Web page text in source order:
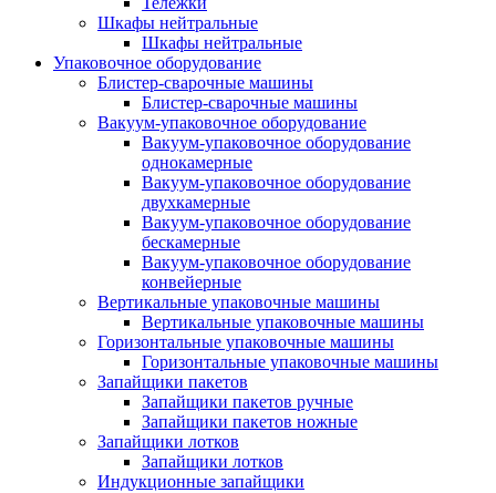
Шкафы нейтральные
Шкафы нейтральные
Упаковочное оборудование
Блистер-сварочные машины
Блистер-сварочные машины
Вакуум-упаковочное оборудование
Вакуум-упаковочное оборудование
однокамерные
Вакуум-упаковочное оборудование
двухкамерные
Вакуум-упаковочное оборудование
беcкамерные
Вакуум-упаковочное оборудование
конвейерные
Вертикальные упаковочные машины
Вертикальные упаковочные машины
Горизонтальные упаковочные машины
Горизонтальные упаковочные машины
Запайщики пакетов
Запайщики пакетов ручные
Запайщики пакетов ножные
Запайщики лотков
Запайщики лотков
Индукционные запайщики